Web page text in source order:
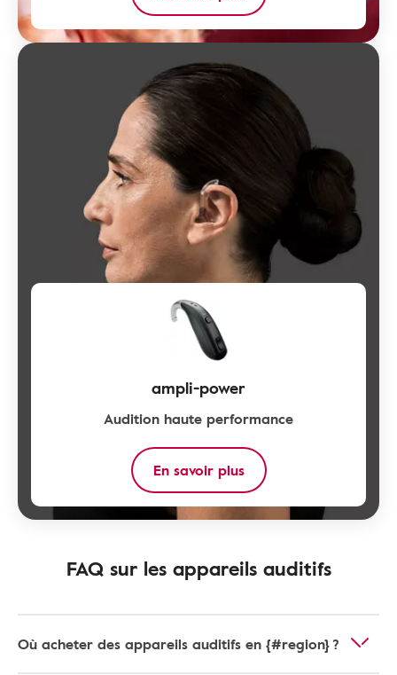
ampli-power
Audition haute performance
En savoir plus
FAQ sur les appareils auditifs
Où acheter des appareils auditifs en {#region} ?